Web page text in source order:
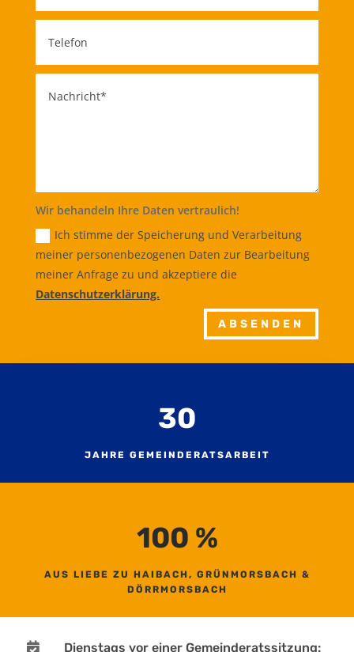
Wir behandeln Ihre Daten vertraulich!
Ich stimme der Speicherung und Verarbeitung
meiner personenbezogenen Daten zur Bearbeitung
meiner Anfrage zu und akzeptiere die
Datenschutzerklärung.
ABSENDEN
30
JAHRE GEMEINDERATSARBEIT
100 %
AUS LIEBE ZU HAIBACH, GRÜNMORSBACH &
DÖRRMORSBACH
 Dienstags vor einer Gemeinderatssitzung: